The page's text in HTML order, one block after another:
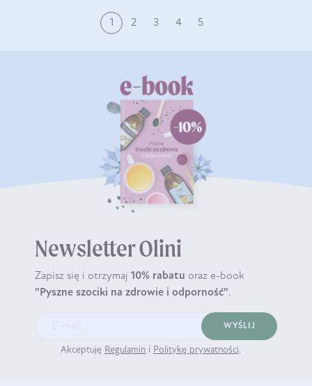
1 2 3 4 5
Newsletter Olini
Zapisz się i otrzymaj 10% rabatu oraz e-book
"Pyszne szociki na zdrowie i odporność".
WYŚLIJ
Akceptuję Regulamin i Politykę prywatności.